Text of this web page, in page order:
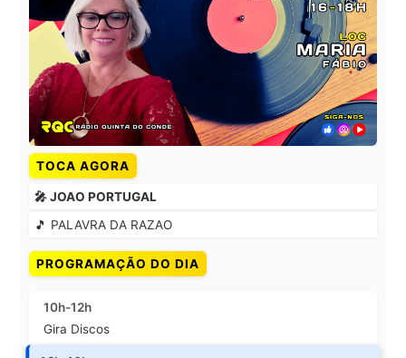
TOCA AGORA
🎤 JOAO PORTUGAL
🎵 PALAVRA DA RAZAO
PROGRAMAÇÃO DO DIA
10h-12h
Gira Discos